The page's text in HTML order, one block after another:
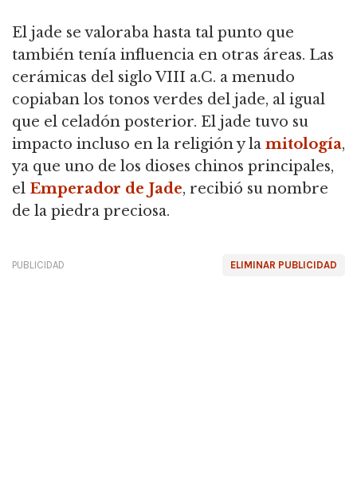
El jade se valoraba hasta tal punto que
también tenía influencia en otras áreas. Las
cerámicas del siglo VIII a.C. a menudo
copiaban los tonos verdes del jade, al igual
que el celadón posterior. El jade tuvo su
impacto incluso en la religión y la mitología,
ya que uno de los dioses chinos principales,
el Emperador de Jade, recibió su nombre
de la piedra preciosa.
ELIMINAR PUBLICIDAD
PUBLICIDAD